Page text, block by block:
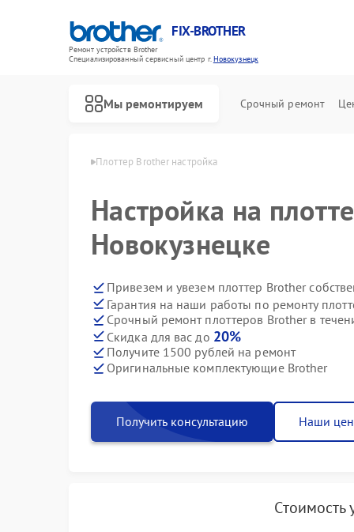
FIX-BROTHER
Ремонт устройств Brother
Специализированный cервисный центр г.Новокузнецк
Мы ремонтируем Срочный ремонт
Плоттер Brother настройка
Настройка на
Новокузнецке
Привезем и увезем плоттер Brother
Гарантия на наши работы по ремонту
Срочный ремонт плоттеров Brother в
Скидка для вас до 20%
Получите 1500 рублей на ремонт
Оригинальные комплектующие Brother
Получить консультацию Наши
Стоимость